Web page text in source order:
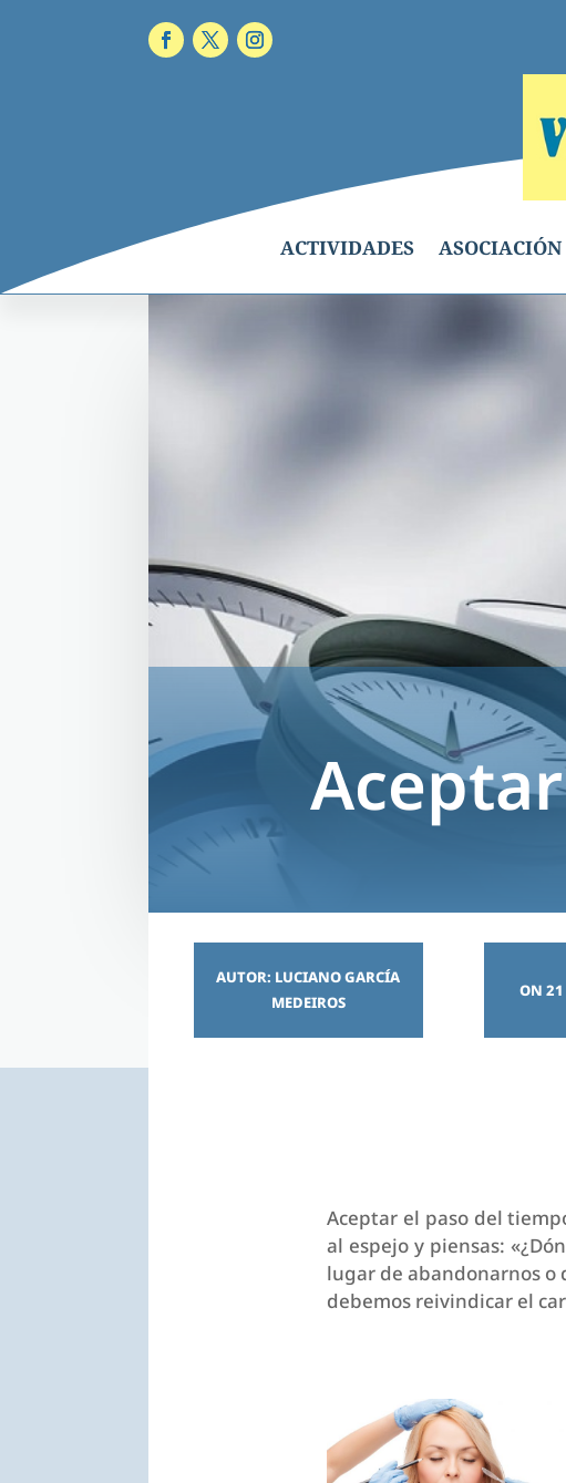
ACTIVIDADES ASOCIACIÓN
AUTOR: LUCIANO GARCÍA
MEDEIROS
ON 21
Aceptar el paso del
al espejo y piensas:
lugar de abandonarnos o
debemos reivindicar el